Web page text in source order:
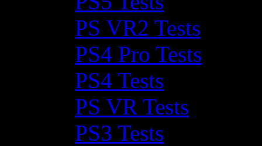
PS VR2 Tests
PS4 Pro Tests
PS4 Tests
PS VR Tests
PS3 Tests